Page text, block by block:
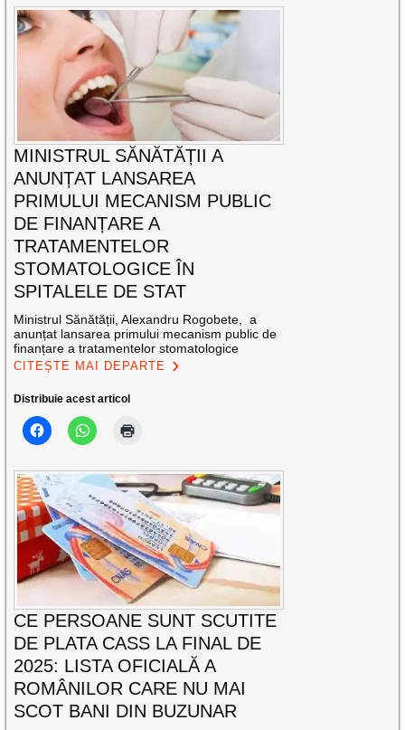
MINISTRUL SĂNĂTĂȚII A
ANUNȚAT LANSAREA
PRIMULUI MECANISM PUBLIC
DE FINANȚARE A
TRATAMENTELOR
STOMATOLOGICE ÎN
SPITALELE DE STAT
Ministrul Sănătății, Alexandru Rogobete, a
anunțat lansarea primului mecanism public de
finanțare a tratamentelor stomatologice
CITEȘTE MAI DEPARTE
Distribuie acest articol
CE PERSOANE SUNT SCUTITE
DE PLATA CASS LA FINAL DE
2025: LISTA OFICIALĂ A
ROMÂNILOR CARE NU MAI
SCOT BANI DIN BUZUNAR